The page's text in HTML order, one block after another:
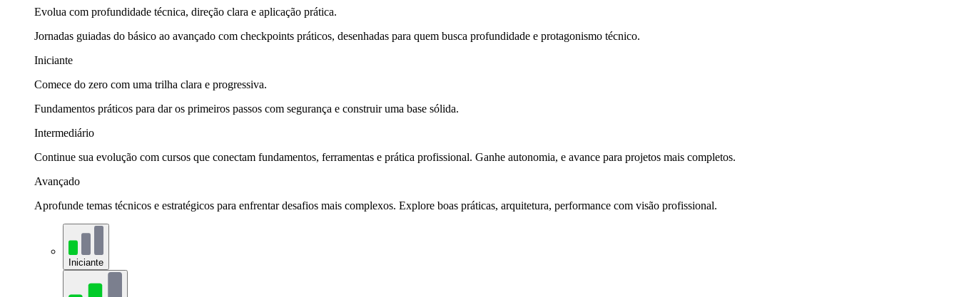
Evolua com profundidade técnica, direção clara e aplicação prática.
Jornadas guiadas do básico ao avançado com checkpoints práticos, desenhadas para quem busca profundidade e protagonismo técnico.
Iniciante
Comece do zero com uma trilha clara e progressiva.
Fundamentos práticos para dar os primeiros passos com segurança e construir uma base sólida.
Intermediário
Continue sua evolução com cursos que conectam fundamentos, ferramentas e prática profissional. Ganhe autonomia, e avance para projetos mais completos.
Avançado
Aprofunde temas técnicos e estratégicos para enfrentar desafios mais complexos. Explore boas práticas, arquitetura, performance com visão profissional.
Iniciante